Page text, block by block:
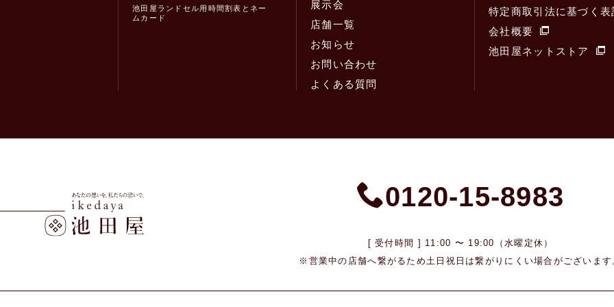
池田屋ランドセル用時間割表とネー
ムカード
展示会
店舗一覧
お知らせ
お問い合わせ
よくある質問
特定商取引法に基づく表
会社概要
池田屋ネットストア
0120-15-8983
[ 受付時間 ] 11:00 〜 19:00（水曜定休）
※営業中の店舗へ繋がるため 土日祝日は繋がりにくい場合がございます